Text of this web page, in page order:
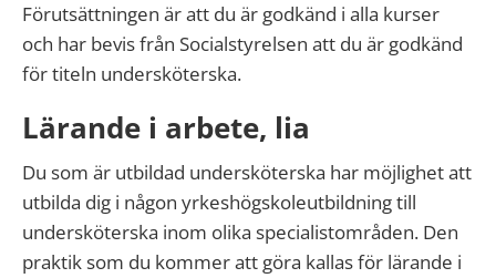
Förutsättningen är att du är godkänd i alla kurser
och har bevis från Socialstyrelsen att du är godkänd
för titeln undersköterska.
Lärande i arbete, lia
Du som är utbildad undersköterska har möjlighet att
utbilda dig i någon yrkeshögskoleutbildning till
undersköterska inom olika specialistområden. Den
praktik som du kommer att göra kallas för lärande i